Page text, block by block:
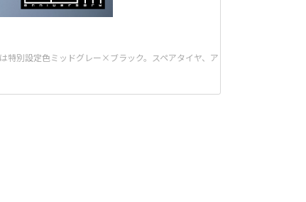
特別設定色ミッドグレー×ブラック。スペアタイヤ、ア